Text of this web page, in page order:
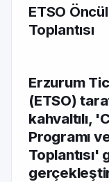
ETSO
Toplantısı
Erzurum
(ETSO)
kahvaltılı,
Programı
Toplantısı'